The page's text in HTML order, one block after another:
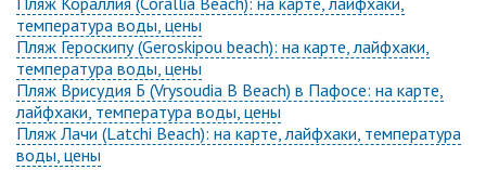
температура воды, цены
Пляж Героскипу (Geroskipou beach): на карте, лайфхаки,
температура воды, цены
Пляж Врисудия Б (Vrysoudia B Beach) в Пафосе: на карте,
лайфхаки, температура воды, цены
Пляж Лачи (Latchi Beach): на карте, лайфхаки, температура
воды, цены